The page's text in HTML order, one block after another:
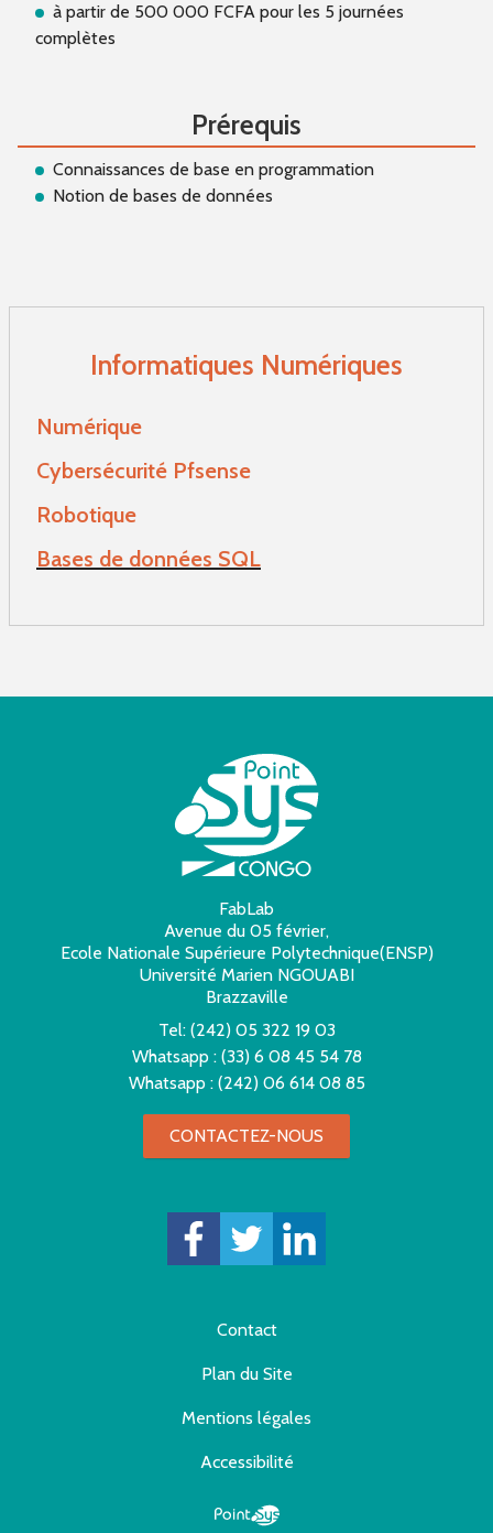
Informatiques Numériques
Numérique
Cybersécurité Pfsense
Robotique
Bases de données SQL
à partir de 500 000 FCFA pour les 5 journées
complètes
Prérequis
Connaissances de base en programmation
Notion de bases de données
FabLab
Avenue du 05 février,
Ecole Nationale Supérieure Polytechnique(ENSP)
Université Marien NGOUABI
Brazzaville
Tel: (242) 05 322 19 03
Whatsapp : (33) 6 08 45 54 78
Whatsapp : (242) 06 614 08 85
CONTACTEZ-NOUS
Contact
Plan du Site
Mentions légales
Accessibilité